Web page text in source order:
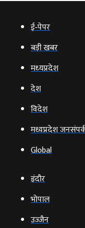
ई‑पेपर
बड़ी खबर
मध्‍यप्रदेश
देश
विदेश
मध्यप्रदेश
Global
इंदौर
भोपाल
उज्‍जैन